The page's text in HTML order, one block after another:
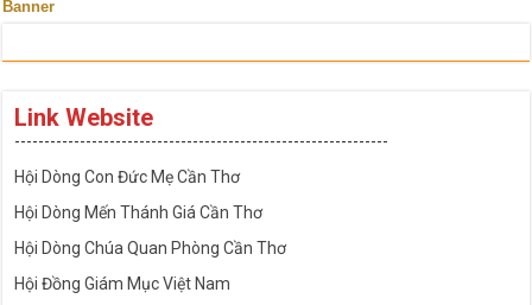
Banner
Link Website
---------------------------------------------------------------
Hội Dòng Con Đức Mẹ Cần Thơ
Hội Dòng Mến Thánh Giá Cần Thơ
Hội Dòng Chúa Quan Phòng Cần Thơ
Hội Đồng Giám Mục Việt Nam